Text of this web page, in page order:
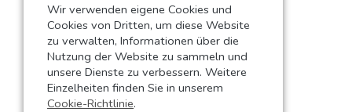
Shop
Partner werden
Kontakt
Wir verwenden eigene Cookies und
Cookies von Dritten, um diese Website
zu verwalten, Informationen über die
Nutzung der Website zu sammeln und
unsere Dienste zu verbessern. Weitere
Einzelheiten finden Sie in unserem
Cookie-Richtlinie.